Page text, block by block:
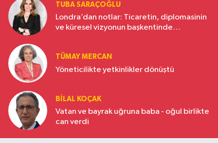
TUBA SARAÇOĞLU
Londra’dan notlar: Ticaretin, diplomasinin
ve küresel vizyonun başkentinde
TÜMAY MERCAN
Yöneticilikte yetkinlikler dönüştü
BILAL KOÇAK
Vatan ve bayrak uğruna baba - oğul birlikte
can verdi